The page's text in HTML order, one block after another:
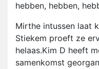
hebben, hebben,
Mirthe intussen laat
Stiekem proeft ze
helaas.Kim D heeft
samenkomst